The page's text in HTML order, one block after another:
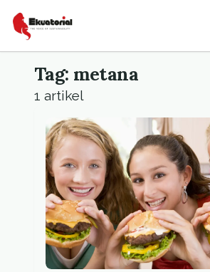
Tag: metana
1 artikel